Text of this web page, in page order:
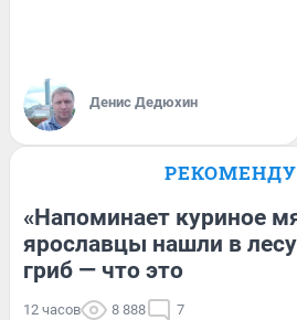
Денис Дедюхин
«Напоминает куриное
ярославцы нашли в
гриб — что это
12 часов 8 888 7